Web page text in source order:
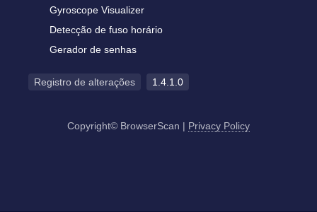
Gyroscope Visualizer
Detecção de fuso horário
Gerador de senhas
Registro de alterações 1.4.1.0
Copyright© BrowserScan | Privacy Policy